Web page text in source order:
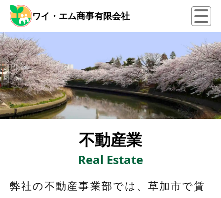
ワイ・エム商事有限会社
不動産業
Real Estate
弊社の不動産事業部では、草加市で賃